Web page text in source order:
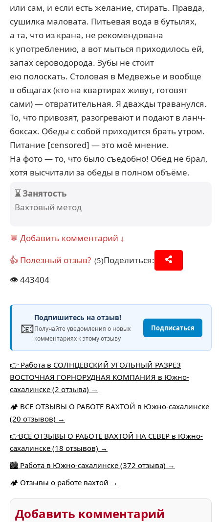
или сам, и если есть желание, стирать. Правда,
сушилка маловата. Питьевая вода в бутылях,
а та, что из крана, не рекомендована
к употреблению, а вот мыться приходилось ей,
запах сероводорода. Зубы не стоит
ею полоскать. Столовая в Медвежье и вообще
в общагах (кто на квартирах живут, готовят
сами) — отвратительная. Я дважды траванулся.
То, что привозят, разогревают и подают в ланч-
боксах. Обеды с собой приходится брать утром.
Питание [censored] — это моё мнение.
На фото — то, что было съедобно! Обед не брал,
хотя высчитали за обеды в полном объёме.
⌛ Занятость
Вахтовый метод
💬 Добавить комментарий ↓
👍 Полезный отзыв? (5)Поделиться:
👁️443404
📧
Подпишитесь на отзыв!
Получайте уведомления о новых
комментариях к этому отзыву
Подписаться
👉 Работа в СОЛНЦЕВСКИЙ УГОЛЬНЫЙ РАЗРЕЗ
ВОСТОЧНАЯ ГОРНОРУДНАЯ КОМПАНИЯ в Южно-
сахалинске (2 отзыва) →
🏕️ ВСЕ ОТЗЫВЫ О РАБОТЕ ВАХТОЙ в Южно-сахалинске
(20 отзывов) →
👉ВСЕ ОТЗЫВЫ О РАБОТЕ ВАХТОЙ НА СЕВЕР в Южно-
сахалинске (18 отзывов) →
🏙️ Работа в Южно-сахалинске (372 отзыва) →
🏕 Отзывы о работе вахтой →
Добавить комментарий